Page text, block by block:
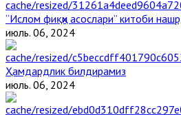
“Ислом фиқҳи асослари” китоби
июль. 06, 2024
Ҳамдардлик билдирамиз
июль. 06, 2024